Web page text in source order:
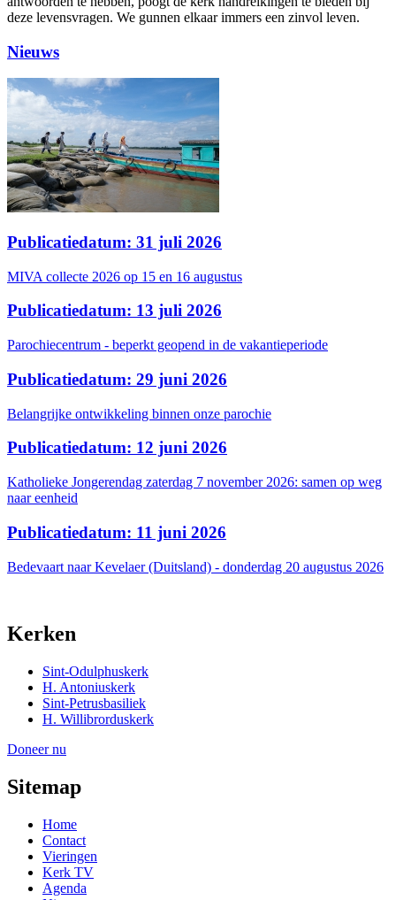
deze levensvragen. We gunnen elkaar immers een zinvol leven.
Nieuws
Publicatiedatum: 31 juli 2026
MIVA collecte 2026 op 15 en 16 augustus
Publicatiedatum: 13 juli 2026
Parochiecentrum - beperkt geopend in de vakantieperiode
Publicatiedatum: 29 juni 2026
Belangrijke ontwikkeling binnen onze parochie
Publicatiedatum: 12 juni 2026
Katholieke Jongerendag zaterdag 7 november 2026: samen op weg
naar eenheid
Publicatiedatum: 11 juni 2026
Bedevaart naar Kevelaer (Duitsland) - donderdag 20 augustus 2026
Kerken
Sint-Odulphuskerk
H. Antoniuskerk
Sint-Petrusbasiliek
H. Willibrorduskerk
Doneer nu
Sitemap
Home
Contact
Vieringen
Kerk TV
Agenda